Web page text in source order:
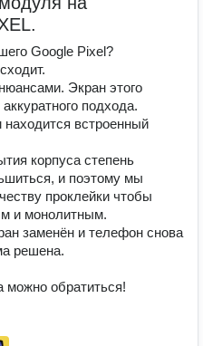
Google Pixel?
Экран этого
подхода.
встроенный
корпуса степень
и поэтому мы
проклейки чтобы
и монолитным.
заменён и телефон снова
решена.
можно обратиться!